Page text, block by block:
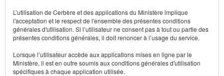
L’utilisation de Cerbère et des applications du Ministère implique
l'acceptation et le respect de l'ensemble des présentes conditions
générales d'utilisation. Si l’utilisateur ne consent pas à tout ou partie des
présentes conditions générales, il doit renoncer à l’usage du service.
Lorsque l’utilisateur accède aux applications mises en ligne par le
Ministère, il est en outre soumis aux conditions générales d'utilisation
spécifiques à chaque application utilisée.